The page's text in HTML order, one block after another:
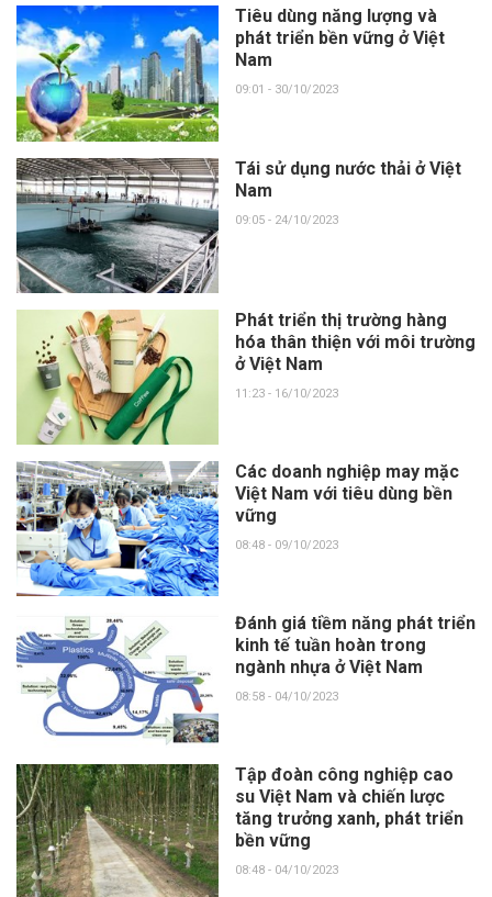
Tiêu dùng năng lượng và
phát triển bền vững ở Việt
Nam
09:01 - 30/10/2023
Tái sử dụng nước thải ở Việt
Nam
09:05 - 24/10/2023
Phát triển thị trường hàng
hóa thân thiện với môi trường
ở Việt Nam
11:23 - 16/10/2023
Các doanh nghiệp may mặc
Việt Nam với tiêu dùng bền
vững
08:48 - 09/10/2023
Đánh giá tiềm năng phát triển
kinh tế tuần hoàn trong
ngành nhựa ở Việt Nam
08:58 - 04/10/2023
Tập đoàn công nghiệp cao
su Việt Nam và chiến lược
tăng trưởng xanh, phát triển
bền vững
08:48 - 04/10/2023